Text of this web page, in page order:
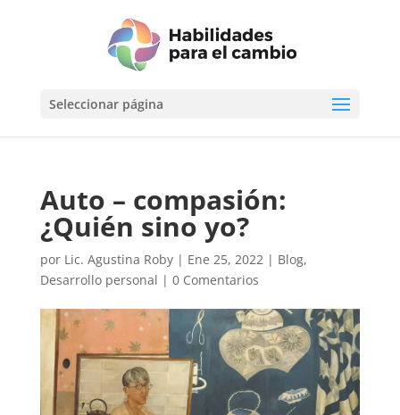
Seleccionar página
Auto – compasión:
¿Quién sino yo?
por Lic. Agustina Roby| Ene 25, 2022| Blog,
Desarrollo personal | 0 Comentarios